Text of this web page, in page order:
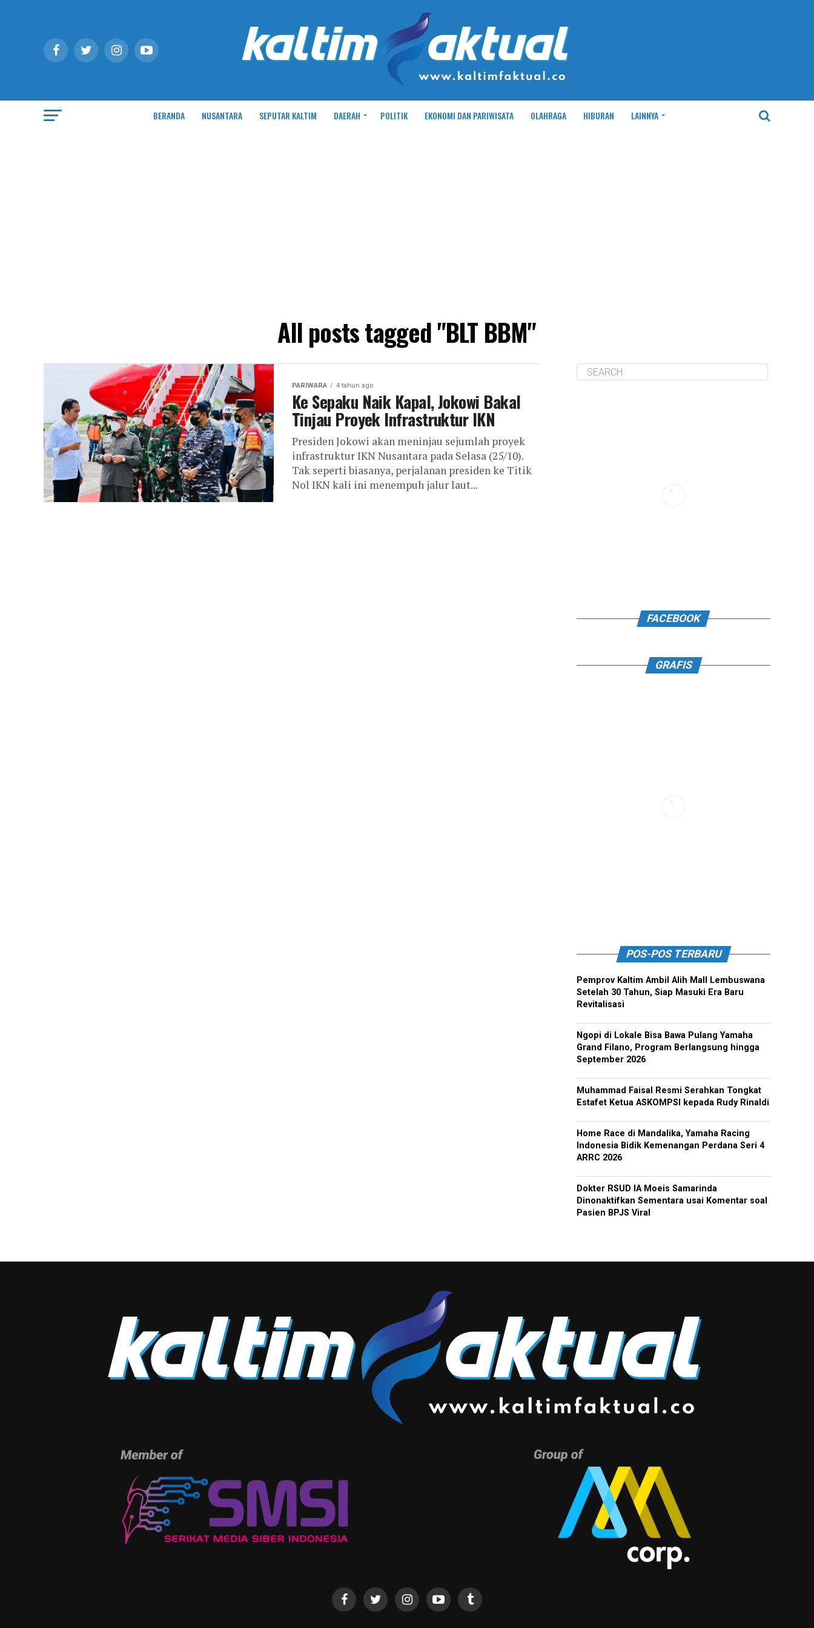
BERANDA NUSANTARA SEPUTAR KALTIM DAERAH POLITIK EKONOMI DAN PARIWISATA OLAHRAGA HIBURAN LAINNYA
All posts tagged "BLT BBM"
PARIWARA 4 tahun ago
Ke Sepaku Naik Kapal, Jokowi Bakal
Tinjau Proyek Infrastruktur IKN
Presiden Jokowi akan meninjau sejumlah proyek
infrastruktur IKN Nusantara pada Selasa (25/10).
Tak seperti biasanya, perjalanan presiden ke Titik
Nol IKN kali ini menempuh jalur laut...
FACEBOOK
GRAFIS
POS-POS TERBARU
Pemprov Kaltim Ambil Alih Mall Lembuswana
Setelah 30 Tahun, Siap Masuki Era Baru
Revitalisasi
Ngopi di Lokale Bisa Bawa Pulang Yamaha
Grand Filano, Program Berlangsung hingga
September 2026
Muhammad Faisal Resmi Serahkan Tongkat
Estafet Ketua ASKOMPSI kepada Rudy Rinaldi
Home Race di Mandalika, Yamaha Racing
Indonesia Bidik Kemenangan Perdana Seri 4
ARRC 2026
Dokter RSUD IA Moeis Samarinda
Dinonaktifkan Sementara usai Komentar soal
Pasien BPJS Viral